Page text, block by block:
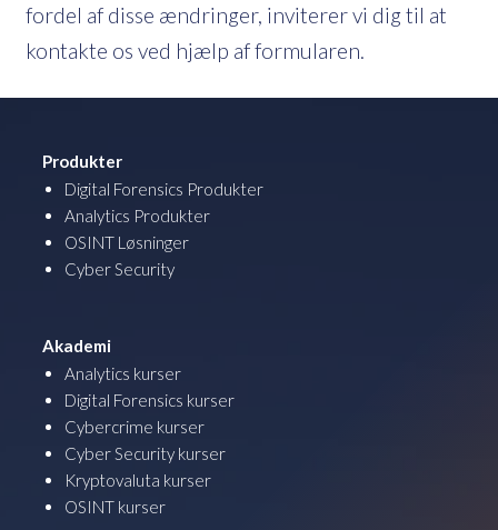
fordel af disse ændringer, inviterer vi dig til at
kontakte os ved hjælp af formularen.
Produkter
Digital Forensics Produkter
Analytics Produkter
OSINT Løsninger
Cyber Security
Akademi
Analytics kurser
Digital Forensics kurser
Cybercrime kurser
Cyber Security kurser
Kryptovaluta kurser
OSINT kurser